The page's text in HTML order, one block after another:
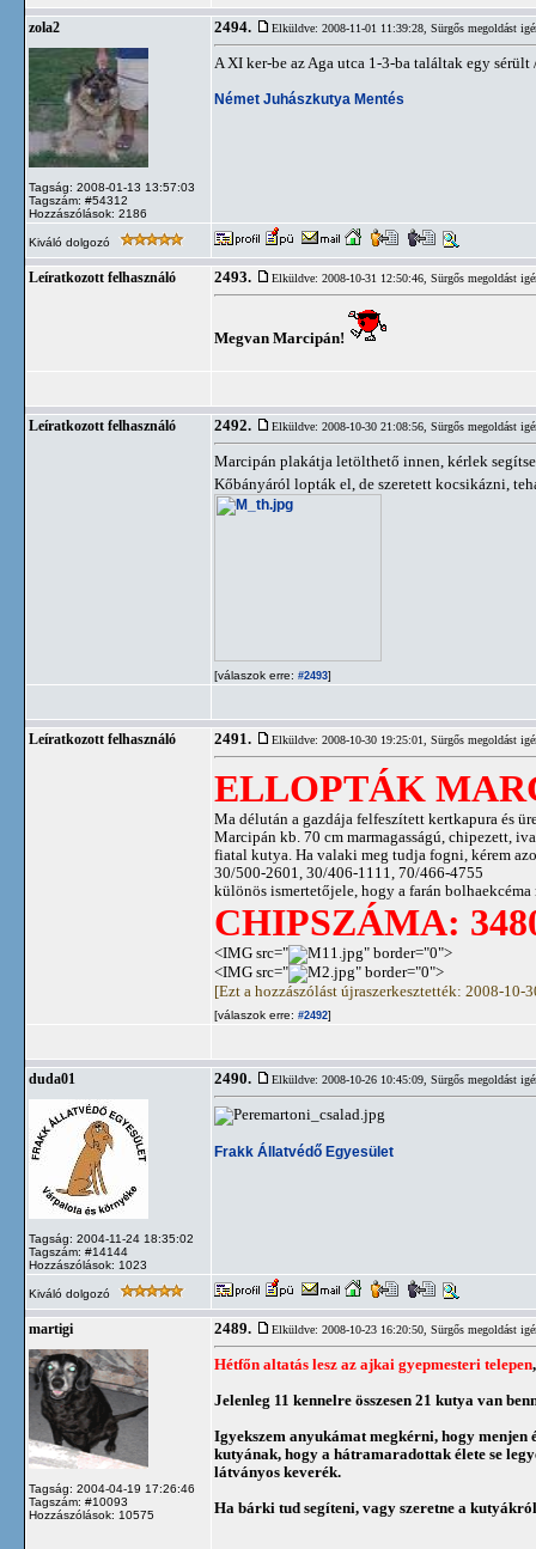
zola2
Tagság: 2008-01-13 13:57:03
Tagszám: #54312
Hozzászólások: 2186
2494. Elküldve: 2008-11-01 11:39:28, Sürgős megoldást
A XI ker-be az Aga utca 1-3-ba találtak egy
Német Juhászkutya Mentés
Kiváló dolgozó
Leíratkozott felhasználó 2493. Elküldve: 2008-10-31 12:50:46, Sürgős megoldást
Megvan Marcipán!
Leíratkozott felhasználó 2492. Elküldve: 2008-10-30 21:08:56, Sürgős megoldást
Marcipán plakátja letölthető innen, kérlek
Kőbányáról lopták el, de szeretett kocsikázni,
[válaszok erre: #2493]
Leíratkozott felhasználó 2491. Elküldve: 2008-10-30 19:25:01, Sürgős megoldást
ELLOPTÁK
Ma délután a gazdája felfeszített kertkapura és
Marcipán kb. 70 cm marmagasságú, chipezett,
fiatal kutya. Ha valaki meg tudja fogni, kérem
30/500-2601, 30/406-1111, 70/466-4755
különös ismertetőjele, hogy a farán
CHIPSZÁMA:
<IMG src="
" border="0">
<IMG src="
" border="0">
[Ezt a hozzászólást újraszerkesztették: 2008-10-
[válaszok erre: #2492]
duda01
Tagság: 2004-11-24 18:35:02
Tagszám: #14144
Hozzászólások: 1023
2490. Elküldve: 2008-10-26 10:45:09, Sürgős megoldást
Frakk Állatvédő Egyesület
Kiváló dolgozó
martigi
Tagság: 2004-04-19 17:26:46
Tagszám: #10093
Hozzászólások: 10575
2489. Elküldve: 2008-10-23 16:20:50, Sürgős megoldást
Hétfőn altatás lesz az ajkai gyepmesteri telepen
Jelenleg 11 kennelre összesen 21 kutya van
Igyekszem anyukámat megkérni, hogy menjen
kutyának, hogy a hátramaradottak élete se
látványos keverék.
Ha bárki tud segíteni, vagy szeretne a